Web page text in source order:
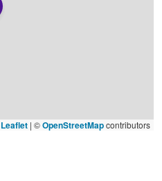
Leaflet | ©OpenStreetMapcontributors